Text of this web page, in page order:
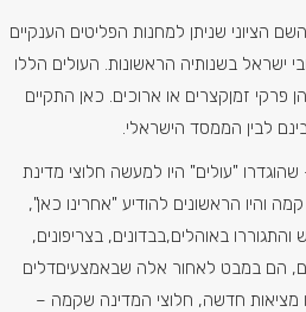
הציוני שניתן למחנות הפליטים הענקיים
ישראל בשנותיה הראשונות. העולים הללו
פרקי זמןקצרים או ארוכים. כאן התקיים
לבין הממסד הישראלי.
שהוגדרו "עולים" היו למעשה חלוצי מדינת
והיו הראשונים להודיע "אחרינו כאן",
באוהלים,בבדונים, בצריפונים,
הם במבט לאחור אלה שבאמצעיםדלים
מציאות חדשה, חלוצי המדינה שקמה –